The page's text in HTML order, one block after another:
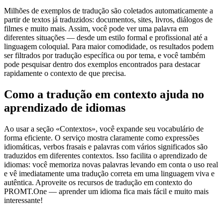
Milhões de exemplos de tradução são coletados automaticamente a
partir de textos já traduzidos: documentos, sites, livros, diálogos de
filmes e muito mais. Assim, você pode ver uma palavra em
diferentes situações — desde um estilo formal e profissional até a
linguagem coloquial. Para maior comodidade, os resultados podem
ser filtrados por tradução específica ou por tema, e você também
pode pesquisar dentro dos exemplos encontrados para destacar
rapidamente o contexto de que precisa.
Como a tradução em contexto ajuda no
aprendizado de idiomas
Ao usar a seção «Contextos», você expande seu vocabulário de
forma eficiente. O serviço mostra claramente como expressões
idiomáticas, verbos frasais e palavras com vários significados são
traduzidos em diferentes contextos. Isso facilita o aprendizado de
idiomas: você memoriza novas palavras levando em conta o uso real
e vê imediatamente uma tradução correta em uma linguagem viva e
autêntica. Aproveite os recursos de tradução em contexto do
PROMT.One — aprender um idioma fica mais fácil e muito mais
interessante!